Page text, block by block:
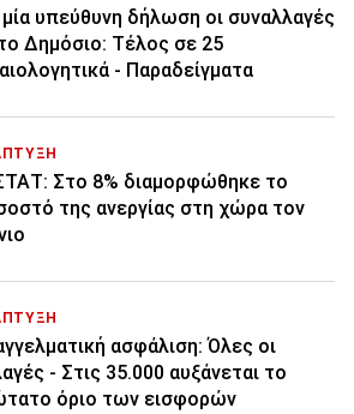
υπεύθυνη δήλωση οι συναλλαγές
Δημόσιο: Τέλος σε 25
- Παραδείγματα
Στο 8% διαμορφώθηκε το
της ανεργίας στη χώρα τον
ασφάλιση: Όλες οι
- Στις 35.000 αυξάνεται το
όριο των εισφορών